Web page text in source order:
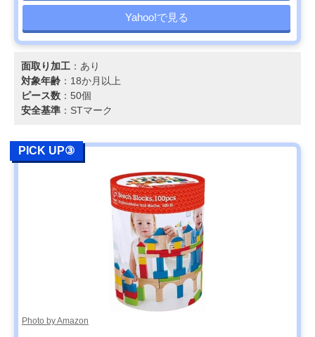
Yahoo!で見る
面取り加工 ：あり
対象年齢 ：18か月以上
ピース数 ：50個
安全基準 ：STマーク
PICK UP③
Photo by Amazon